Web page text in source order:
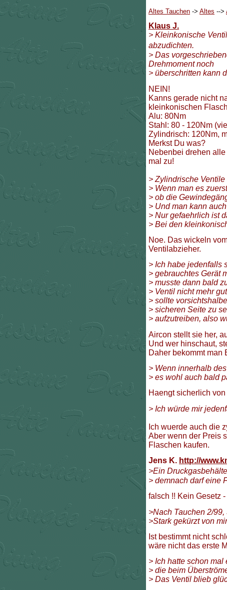
Altes Tauchen -> Altes -->
Klaus J.
> Kleinkonische
abzudichten.
> Das
Drehmoment noch
> überschritten kann
NEIN!
Kanns gerade nicht
kleinkonischen
Alu: 80Nm
Stahl: 80 - 120Nm
Zylindrisch: 120Nm,
Merkst Du was?
Nebenbei drehen
mal zu!
> Zylindrische
> Wenn man es
> ob die
> Und man kann
> Nur gefaehrlich ist
> Bei den
Noe. Das wickeln
Ventilabzieher.
> Ich habe jedenfalls
> gebrauchtes Gerät
> musste dann bald
> Ventil nicht mehr
> sollte
> sicheren Seite zu
> aufzutreiben, also
Aircon stellt sie her,
Und wer hinschaut,
Daher bekommt man
> Wenn innerhalb
> es wohl auch bald
Haengt sicherlich
> Ich würde mir
Ich wuerde auch die
Aber wenn der Preis
Flaschen kaufen.
Jens K. http://
>Ein
> demnach darf eine
falsch !! Kein Gesetz
>Nach Tauchen 2/
>Stark gekürzt von
Ist bestimmt nicht
wäre nicht das erste
> Ich hatte schon
> die beim
> Das Ventil blieb